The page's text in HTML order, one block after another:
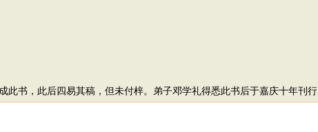
此书，此后四易其稿，但未付梓。弟子邓学礼得悉此书后于嘉庆十年刊行